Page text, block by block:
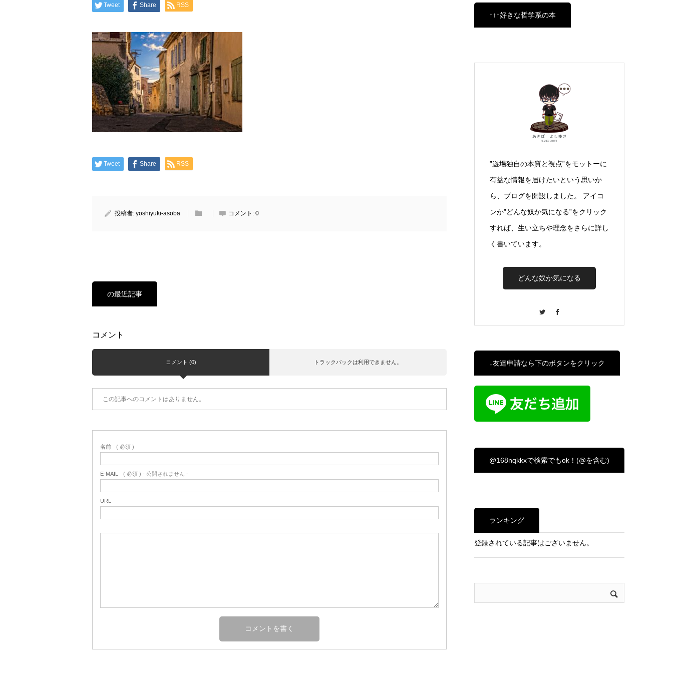
Tweet Share RSS
Tweet Share RSS
投稿者: yoshiyuki-asoba コメント: 0
の最近記事
コメント
コメント (0) トラックバックは利用できません。
この記事へのコメントはありません。
名前 ( 必須 )
E-MAIL ( 必須 ) - 公開されません -
URL
↑↑↑好きな哲学系の本
”遊場独自の本質と視点”をモットーに
有益な情報を届けたいという思いか
ら、ブログを開設しました。 アイコ
ンか”どんな奴か気になる”をクリック
すれば、生い立ちや理念をさらに詳し
く書いています。
どんな奴か気になる
↓友達申請なら下のボタンをクリック
@168nqkkxで検索でもok！(@を含む)
ランキング
登録されている記事はございません。